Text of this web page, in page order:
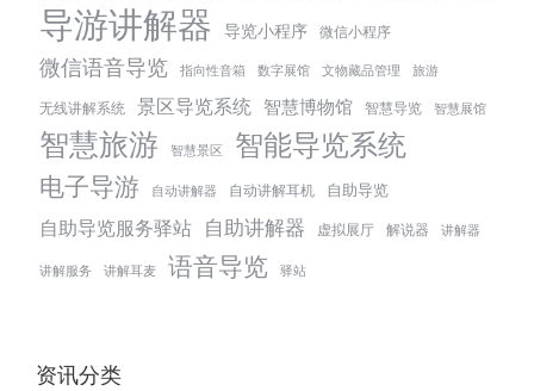
导游讲解器 导览小程序 微信小程序
微信语音导览 指向性音箱 数字展馆 文物藏品管理 旅游
无线讲解系统 景区导览系统 智慧博物馆 智慧导览 智慧展馆
智慧旅游 智慧景区 智能导览系统
电子导游 自动讲解器 自动讲解耳机 自助导览
自助导览服务驿站 自助讲解器 虚拟展厅 解说器 讲解器
讲解服务 讲解耳麦 语音导览 驿站
资讯分类